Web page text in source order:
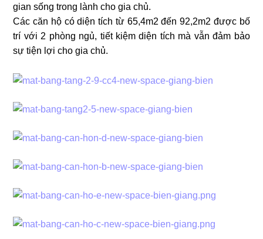
gian sống trong lành cho gia chủ.
Các căn hộ có diện tích từ 65,4m2 đến 92,2m2 được bố
trí với 2 phòng ngủ, tiết kiệm diện tích mà vẫn đảm bảo
sự tiện lợi cho gia chủ.